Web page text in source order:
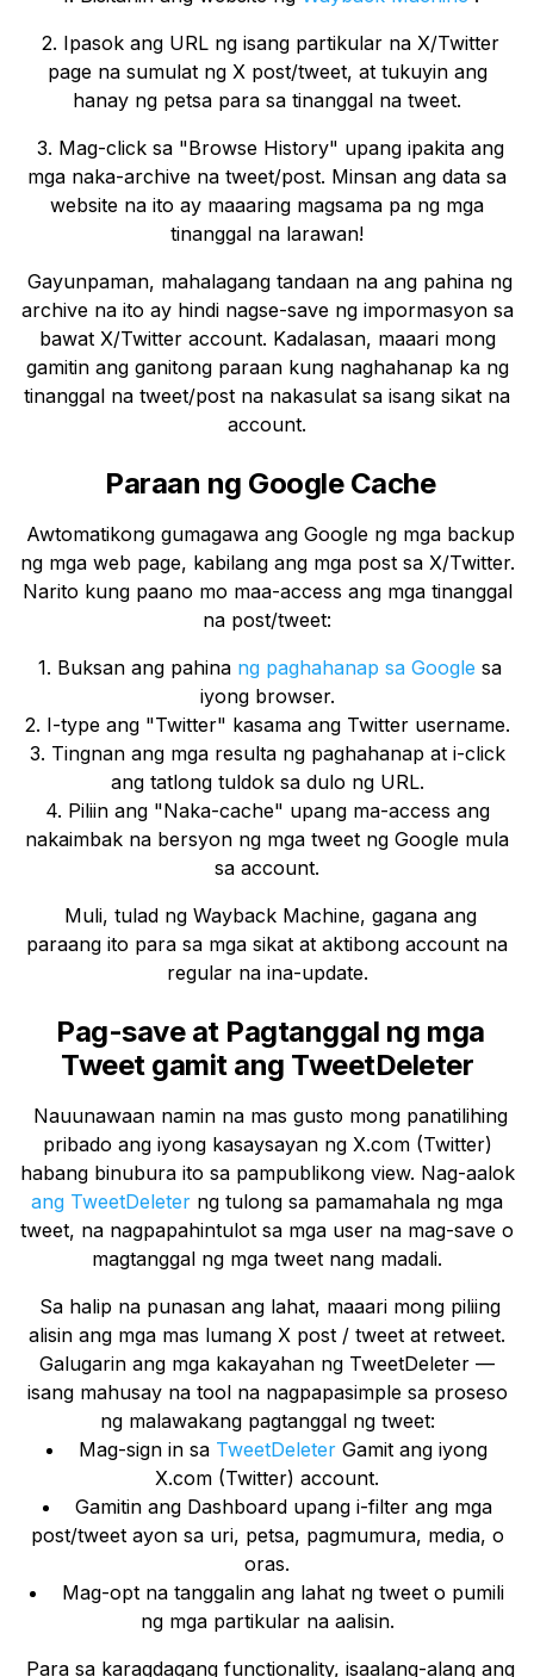
2. Ipasok ang URL ng isang partikular na X/Twitter
page na sumulat ng X post/tweet, at tukuyin ang
hanay ng petsa para sa tinanggal na tweet.
3. Mag-click sa "Browse History" upang ipakita ang
mga naka-archive na tweet/post. Minsan ang data sa
website na ito ay maaaring magsama pa ng mga
tinanggal na larawan!
Gayunpaman, mahalagang tandaan na ang pahina ng
archive na ito ay hindi nagse-save ng impormasyon sa
bawat X/Twitter account. Kadalasan, maaari mong
gamitin ang ganitong paraan kung naghahanap ka ng
tinanggal na tweet/post na nakasulat sa isang sikat na
account.
Paraan ng Google Cache
Awtomatikong gumagawa ang Google ng mga backup
ng mga web page, kabilang ang mga post sa X/Twitter.
Narito kung paano mo maa-access ang mga tinanggal
na post/tweet:
1. Buksan ang pahina ng paghahanap sa Google sa
iyong browser.
2. I-type ang "Twitter" kasama ang Twitter username.
3. Tingnan ang mga resulta ng paghahanap at i-click
ang tatlong tuldok sa dulo ng URL.
4. Piliin ang "Naka-cache" upang ma-access ang
nakaimbak na bersyon ng mga tweet ng Google mula
sa account.
Muli, tulad ng Wayback Machine, gagana ang
paraang ito para sa mga sikat at aktibong account na
regular na ina-update.
Pag-save at Pagtanggal ng mga
Tweet gamit ang TweetDeleter
Nauunawaan namin na mas gusto mong panatilihing
pribado ang iyong kasaysayan ng X.com (Twitter)
habang binubura ito sa pampublikong view. Nag-aalok
ang TweetDeleter ng tulong sa pamamahala ng mga
tweet, na nagpapahintulot sa mga user na mag-save o
magtanggal ng mga tweet nang madali.
Sa halip na punasan ang lahat, maaari mong piliing
alisin ang mga mas lumang X post / tweet at retweet.
Galugarin ang mga kakayahan ng TweetDeleter —
isang mahusay na tool na nagpapasimple sa proseso
ng malawakang pagtanggal ng tweet:
Mag-sign in sa TweetDeleter Gamit ang iyong
X.com (Twitter) account.
Gamitin ang Dashboard upang i-filter ang mga
post/tweet ayon sa uri, petsa, pagmumura, media, o
oras.
Mag-opt na tanggalin ang lahat ng tweet o pumili
ng mga partikular na aalisin.
Para sa karagdagang functionality, isaalang-alang ang